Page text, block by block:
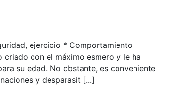
ejercicio * Comportamiento
criado con el máximo esmero y le ha
su edad. No obstante, es conveniente
y desparasit [...]